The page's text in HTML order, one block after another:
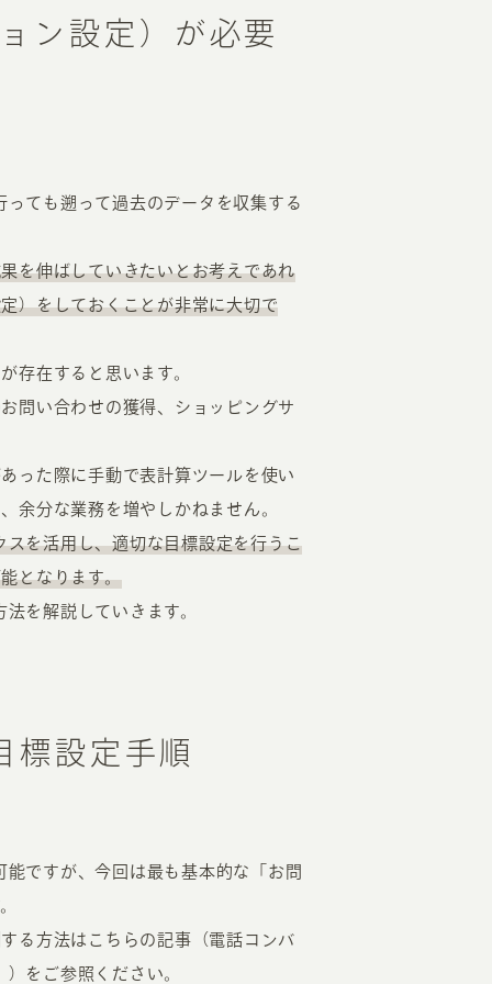
ン設定）が必要
ても遡って過去のデータを収集する
を伸ばしていきたいとお考えであれ
）をしておくことが非常に大切で
存在すると思います。
問い合わせの獲得、ショッピングサ
った際に手動で表計算ツールを使い
余分な業務を増やしかねません。
を活用し、適切な目標設定を行うこ
となります。
を解説していきます。
標設定手順
ですが、今回は最も基本的な「お問
る方法はこちらの記事（電話コンバ
をご参照ください。